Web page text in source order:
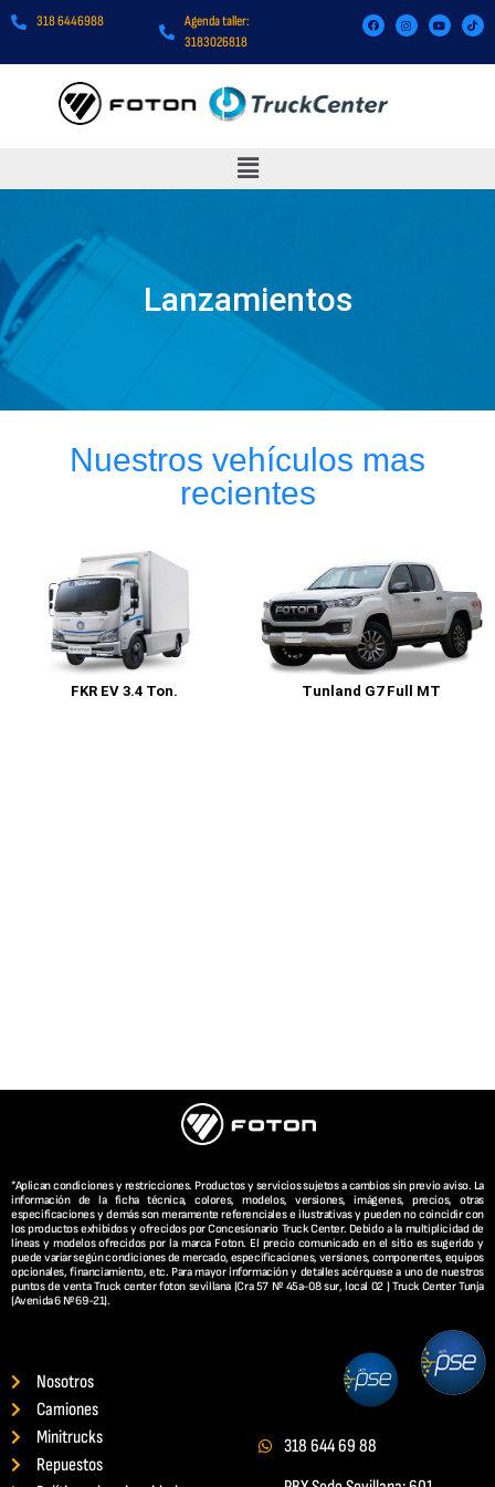
318 6446988
Agenda taller:
3183026818
Lanzamientos
Nuestros vehículos mas
recientes
FKR EV 3.4 Ton. Tunland G7 Full MT
*Aplican condiciones y restricciones. Productos y servicios sujetos a cambios sin previo aviso. La
información de la ficha técnica, colores, modelos, versiones, imágenes, precios, otras
especificaciones y demás son meramente referenciales e ilustrativas y pueden no coincidir con
los productos exhibidos y ofrecidos por Concesionario Truck Center. Debido a la multiplicidad de
líneas y modelos ofrecidos por la marca Foton. El precio comunicado en el sitio es sugerido y
puede variar según condiciones de mercado, especificaciones, versiones, componentes, equipos
opcionales, financiamiento, etc. Para mayor información y detalles acérquese a uno de nuestros
puntos de venta Truck center foton sevillana (Cra 57 Nº 45a-08 sur, local 02 ) Truck Center Tunja
(Avenida 6 Nº 69-21).
Nosotros
Camiones
Minitrucks
Repuestos
318 644 69 88